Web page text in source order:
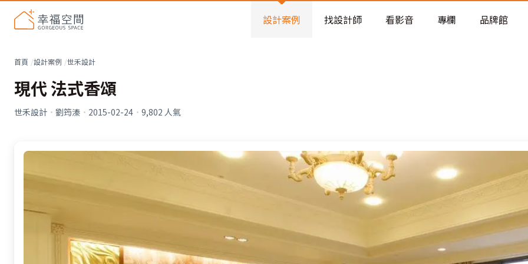
設計案例 找設計師 看影音 專欄 品牌館
首頁 設計案例 世禾設計
現代 法式香頌
世禾設計 · 劉筠溱 · 2015-02-24 · 9,802 人氣